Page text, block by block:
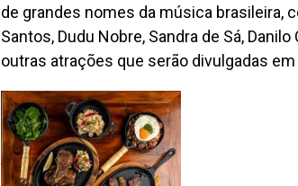
de grandes nomes da música brasileira,
Santos, Dudu Nobre, Sandra de Sá,
outras atrações que serão divulgadas em